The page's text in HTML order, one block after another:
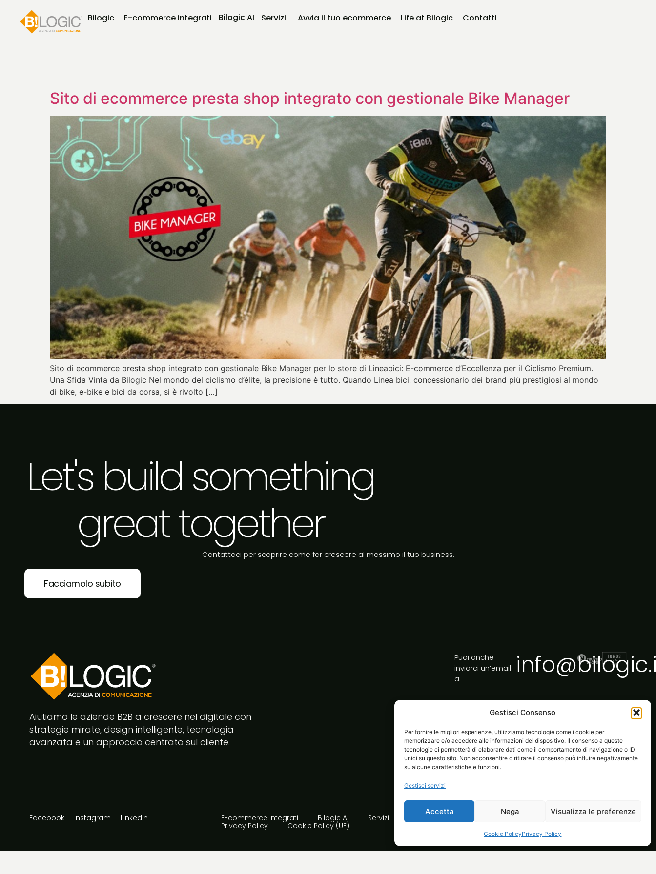
Gestisci Consenso
Per fornire le migliori esperienze, utilizziamo tecnologie come i cookie per
memorizzare e/o accedere alle informazioni del dispositivo. Il consenso a queste
tecnologie ci permetterà di elaborare dati come il comportamento di navigazione o ID
unici su questo sito. Non acconsentire o ritirare il consenso può influire negativamente
su alcune caratteristiche e funzioni.
Gestisci servizi
Accetta Nega Visualizza le preferenze
Cookie PolicyPrivacy Policy
Bilogic E-commerce integrati Bilogic AI Servizi Avvia il tuo ecommerce Life at Bilogic Contatti
Sito di ecommerce presta shop integrato con gestionale Bike Manager
Sito di ecommerce presta shop integrato con gestionale Bike Manager per lo store di Lineabici: E-commerce d’Eccellenza per il Ciclismo Premium.
Una Sfida Vinta da Bilogic Nel mondo del ciclismo d’élite, la precisione è tutto. Quando Linea bici, concessionario dei brand più prestigiosi al mondo
di bike, e-bike e bici da corsa, si è rivolto […]
Let's build something
great together
Contattaci per scoprire come far crescere al massimo il tuo business.
Facciamolo subito
Aiutiamo le aziende B2B a crescere nel digitale con
strategie mirate, design intelligente, tecnologia
avanzata e un approccio centrato sul cliente.
Puoi anche
inviarci un’email
a:
Facebook Instagram LinkedIn E-commerce integrati Bilogic AI Servizi Avvia il tuo ecommerce Life at Bilogic
Contatti
Privacy Policy
Cookie Policy (UE)